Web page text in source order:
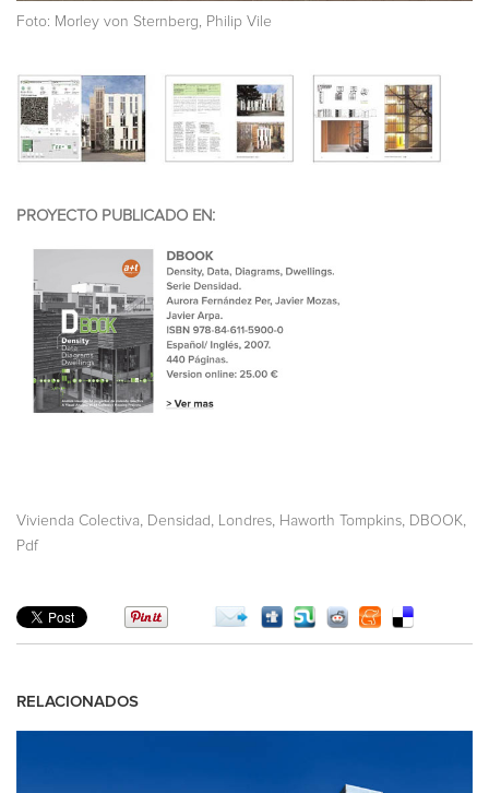
Foto: Morley von Sternberg, Philip Vile
PROYECTO PUBLICADO EN:
Vivienda Colectiva Densidad Londres Haworth Tompkins DBOOK
Pdf
RELACIONADOS